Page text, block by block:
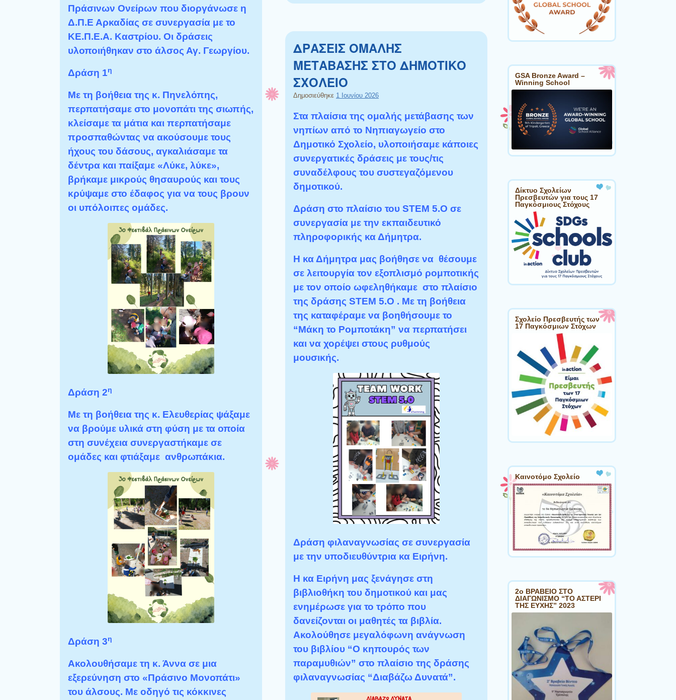
Πράσινων Ονείρων που διοργάνωσε η
Δ.Π.Ε Αρκαδίας σε συνεργασία με το
ΚΕ.Π.Ε.Α. Καστρίου. Οι δράσεις
υλοποιήθηκαν στο άλσος Αγ. Γεωργίου.
Δράση 1η
Με τη βοήθεια της κ. Πηνελόπης,
περπατήσαμε στο μονοπάτι της σιωπής,
κλείσαμε τα μάτια και περπατήσαμε
προσπαθώντας να ακούσουμε τους
ήχους του δάσους, αγκαλιάσαμε τα
δέντρα και παίξαμε «Λύκε, λύκε»,
βρήκαμε μικρούς θησαυρούς και τους
κρύψαμε στο έδαφος για να τους βρουν
οι υπόλοιπες ομάδες.
Δράση 2η
Με τη βοήθεια της κ. Ελευθερίας ψάξαμε
να βρούμε υλικά στη φύση με τα οποία
στη συνέχεια συνεργαστήκαμε σε
ομάδες και φτιάξαμε ανθρωπάκια.
Δράση 3η
Ακολουθήσαμε τη κ. Άννα σε μια
εξερεύνηση στο «Πράσινο Μονοπάτι»
του άλσους. Με οδηγό τις κόκκινες
ΔΡΑΣΕΙΣ ΟΜΑΛΗΣ
ΜΕΤΑΒΑΣΗΣ ΣΤΟ ΔΗΜΟΤΙΚΟ
ΣΧΟΛΕΙΟ
Δημοσιεύθηκε 1 Ιουνίου 2026
Στα πλαίσια της ομαλής μετάβασης των
νηπίων από το Νηπιαγωγείο στο
Δημοτικό Σχολείο, υλοποιήσαμε κάποιες
συνεργατικές δράσεις με τους/τις
συναδέλφους του συστεγαζόμενου
δημοτικού.
Δράση στο πλαίσιο του STEM 5.O σε
συνεργασία με την εκπαιδευτικό
πληροφορικής κα Δήμητρα.
Η κα Δήμητρα μας βοήθησε να θέσουμε
σε λειτουργία τον εξοπλισμό ρομποτικής
με τον οποίο ωφεληθήκαμε στο πλαίσιο
της δράσης STEM 5.O . Με τη βοήθεια
της καταφέραμε να βοηθήσουμε το
“Μάκη το Ρομποτάκη” να περπατήσει
και να χορέψει στους ρυθμούς
μουσικής.
Δράση φιλαναγνωσίας σε συνεργασία
με την υποδιευθύντρια κα Ειρήνη.
Η κα Ειρήνη μας ξενάγησε στη
βιβλιοθήκη του δημοτικού και μας
ενημέρωσε για το τρόπο που
δανείζονται οι μαθητές τα βιβλία.
Ακολούθησε μεγαλόφωνη ανάγνωση
του βιβλίου “Ο κηπουρός των
παραμυθιών” στο πλαίσιο της δράσης
φιλαναγνωσίας “Διαβάζω Δυνατά”.
GSA Bronze Award –
Winning School
Δίκτυο Σχολείων
Πρεσβευτών για τους 17
Παγκόσμιους Στόχους
Σχολείο Πρεσβευτής των
17 Παγκόσμιων Στόχων
Καινοτόμο Σχολείο
2ο ΒΡΑΒΕΙΟ ΣΤΟ
ΔΙΑΓΩΝΙΣΜΟ “ΤΟ ΑΣΤΕΡΙ
ΤΗΣ ΕΥΧΗΣ” 2023